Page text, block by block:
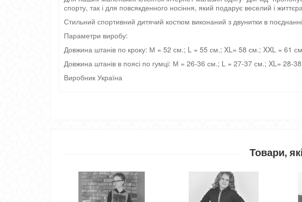
спорту, так і для повсякденного носіння, який подарує веселий і
Стильний спортивний дитячий костюм виконаний з двунитки в
Параметри виробу:
Довжина штанів по кроку: М = 52 см.; L = 55 см.; XL= 58 см.; XXL = 61 см
Довжина штанів в поясі по гумці: М = 26-36 см.; L = 27-37 см.; XL= 28-
Виробник Україна
Товари,